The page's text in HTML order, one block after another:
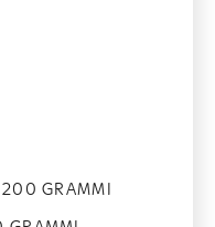
200 GRAMMI